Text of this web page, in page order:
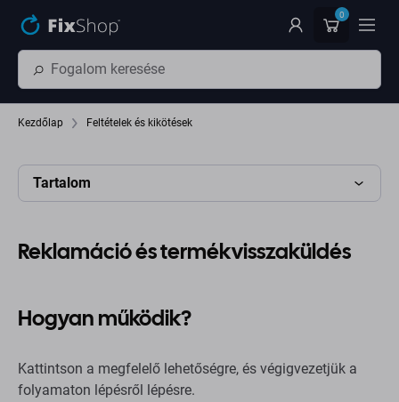
0
Kezdőlap Feltételek és kikötések
Tartalom
Reklamáció és termékvisszaküldés
Hogyan működik?
Kattintson a megfelelő lehetőségre, és végigvezetjük a
folyamaton lépésről lépésre.